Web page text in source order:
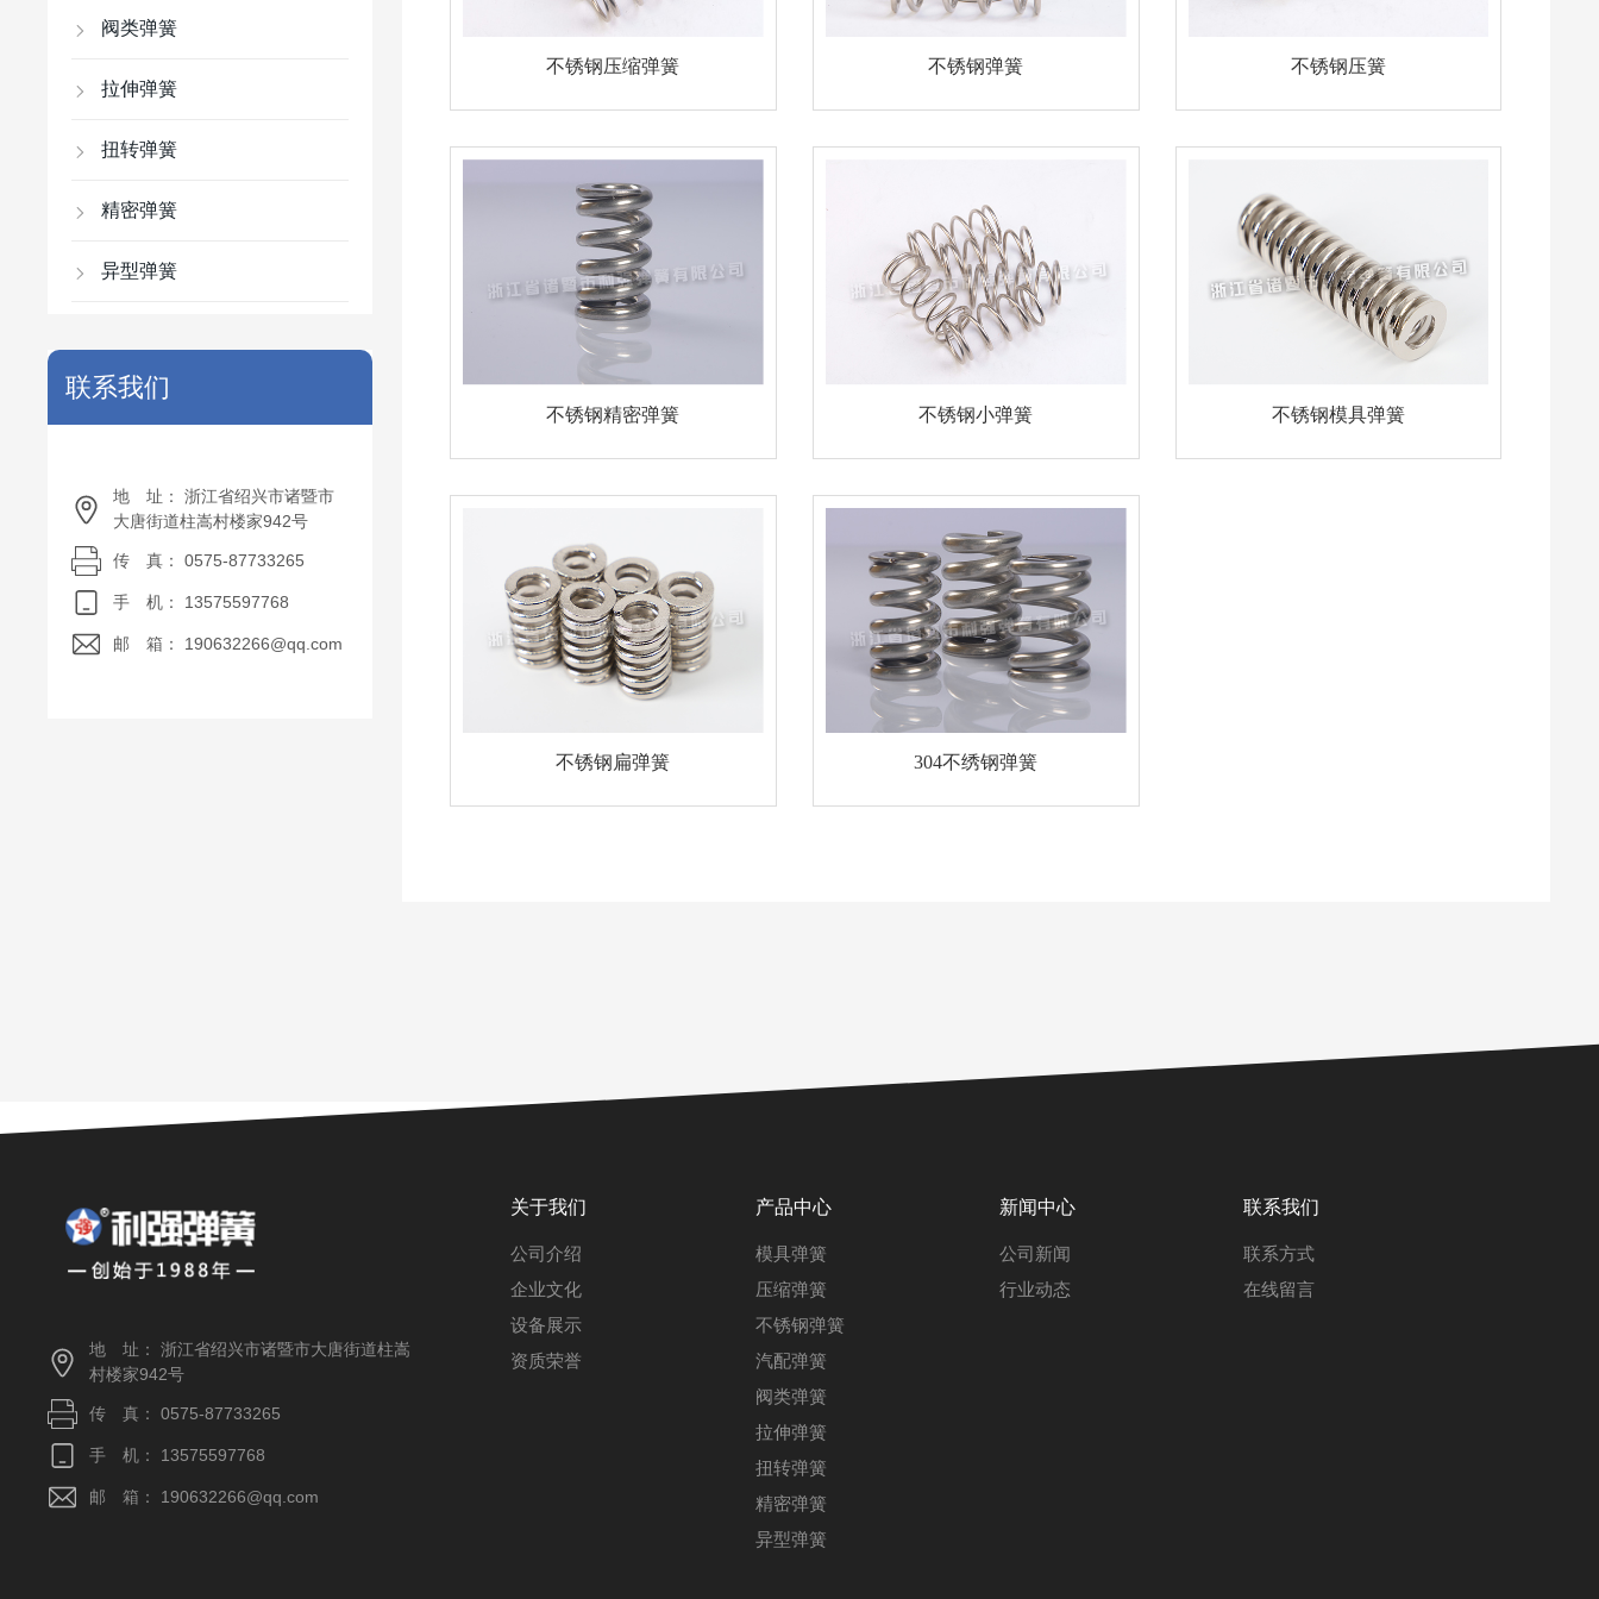
阀类弹簧
拉伸弹簧
扭转弹簧
精密弹簧
异型弹簧
联系我们
地 址： 浙江省绍兴市诸暨市
大唐街道柱嵩村楼家942号
传 真： 0575-87733265
手 机： 13575597768
邮 箱： 190632266@qq.com
不锈钢压缩弹簧 不锈钢弹簧 不锈钢压簧
不锈钢精密弹簧 不锈钢小弹簧 不锈钢模具弹簧
不锈钢扁弹簧 304不绣钢弹簧
地 址： 浙江省绍兴市诸暨市大唐街道柱嵩
村楼家942号
传 真： 0575-87733265
手 机： 13575597768
邮 箱： 190632266@qq.com
关于我们
公司介绍
企业文化
设备展示
资质荣誉
产品中心
模具弹簧
压缩弹簧
不锈钢弹簧
汽配弹簧
阀类弹簧
拉伸弹簧
扭转弹簧
精密弹簧
异型弹簧
新闻中心
公司新闻
行业动态
联系我们
联系方式
在线留言